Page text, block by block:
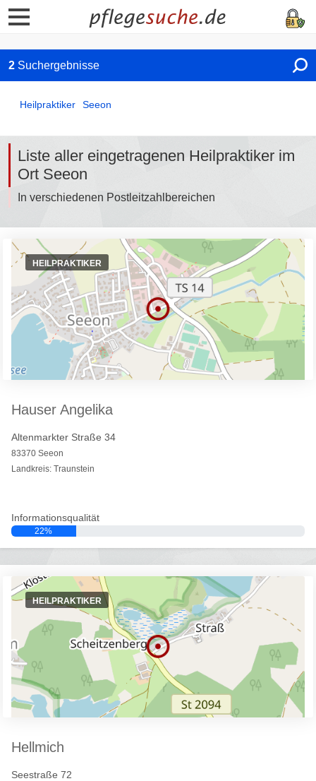
2 Suchergebnisse
Heilpraktiker Seeon
Liste aller eingetragenen Heilpraktiker im
Ort Seeon
In verschiedenen Postleitzahlbereichen
HEILPRAKTIKER
Hauser Angelika
Altenmarkter Straße 34
83370 Seeon
Landkreis: Traunstein
Informationsqualität
22%
HEILPRAKTIKER
Hellmich
Seestraße 72